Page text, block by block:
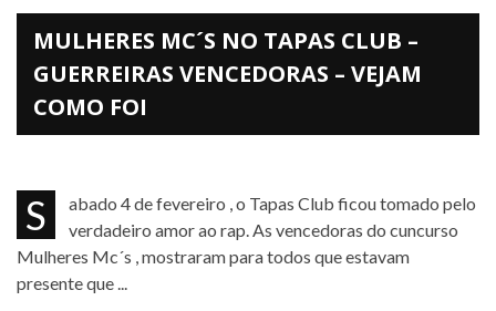
MULHERES MC´S NO TAPAS CLUB –
GUERREIRAS VENCEDORAS – VEJAM
COMO FOI
Sabado 4 de fevereiro , o Tapas Club ficou tomado pelo
verdadeiro amor ao rap. As vencedoras do cuncurso
Mulheres Mc´s , mostraram para todos que estavam
presente que ...